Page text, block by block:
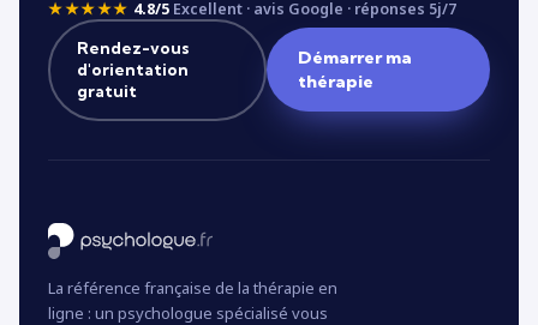
★★★★★ 4.8/5Excellent · avis Google · réponses 5j/7
Rendez-vous
d'orientation
gratuit
Démarrer ma
thérapie
La référence française de la thérapie en
ligne : un psychologue spécialisé vous